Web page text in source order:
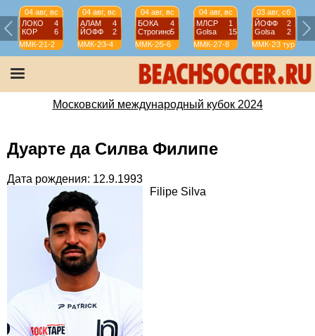
04 авг, вс
ЛОКО
4
КОР
6
ММК-2024
1-2
04 авг, вс
АЛАМ
4
ЙОФФ
2
ММК-2024
3-4
04 авг, вс
БОКА
4
Строгино5
ММК-2024
5-6
04 авг, вс
МЛСР
1
Golsa
15
ММК-2024
7-8
03 авг, сб
ЙОФФ
2
Golsa
2
ММК-2024
3 тур
Московский международный кубок 2024
Дуарте да Силва Филипе
Дата рождения: 12.9.1993
Filipe Silva